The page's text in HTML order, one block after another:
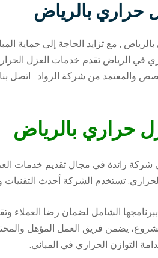
بالرياض
, مع تزايد الحاجة إلى حماية
في الرياض تقدم خدمات العزل
والمعتمد من شركة الرواد . اتصل بنا
حراري بالرياض
شركة رائدة في مجال تقديم خدمات
تستخدم الشركة أحدث التقنيات
الشامل لضمان رضا العملاء
يضمن فريق العمل المؤهل
التوازن الحراري في المباني.